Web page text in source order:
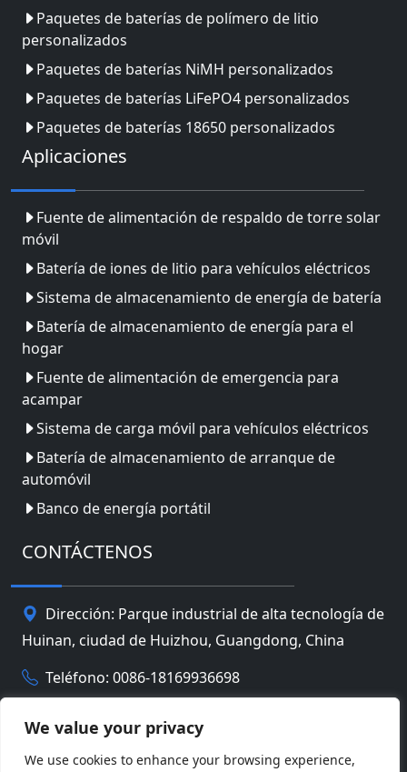
We value your privacy
We use cookies to enhance your browsing experience,
Paquetes de baterías de polímero de litio
personalizados
Paquetes de baterías NiMH personalizados
Paquetes de baterías LiFePO4 personalizados
Paquetes de baterías 18650 personalizados
Aplicaciones
Fuente de alimentación de respaldo de torre solar
móvil
Batería de iones de litio para vehículos eléctricos
Sistema de almacenamiento de energía de batería
Batería de almacenamiento de energía para el
hogar
Fuente de alimentación de emergencia para
acampar
Sistema de carga móvil para vehículos eléctricos
Batería de almacenamiento de arranque de
automóvil
Banco de energía portátil
CONTÁCTENOS
Dirección: Parque industrial de alta tecnología de
Huinan, ciudad de Huizhou, Guangdong, China
Teléfono: 0086-18169936698
Email: info@jbbatterychina.com